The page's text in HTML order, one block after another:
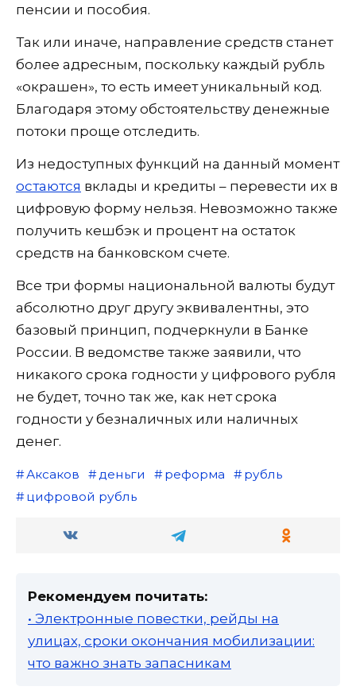
пенсии и пособия.
Так или иначе, направление средств станет
более адресным, поскольку каждый рубль
«окрашен», то есть имеет уникальный код.
Благодаря этому обстоятельству денежные
потоки проще отследить.
Из недоступных функций на данный момент
остаются вклады и кредиты – перевести их в
цифровую форму нельзя. Невозможно также
получить кешбэк и процент на остаток
средств на банковском счете.
Все три формы национальной валюты будут
абсолютно друг другу эквивалентны, это
базовый принцип, подчеркнули в Банке
России. В ведомстве также заявили, что
никакого срока годности у цифрового рубля
не будет, точно так же, как нет срока
годности у безналичных или наличных
денег.
Аксаков деньги реформа
рубль
цифровой рубль
Рекомендуем почитать:
• Электронные повестки, рейды на
улицах, сроки окончания мобилизации:
что важно знать запасникам